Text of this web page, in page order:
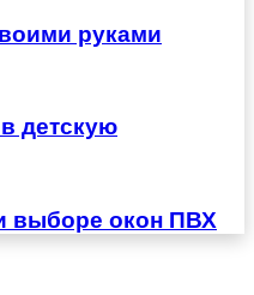
руками
детскую
выборе окон ПВХ